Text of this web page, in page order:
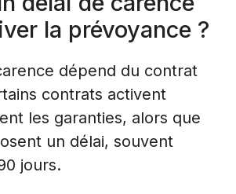
la prévoyance ?
dépend du contrat
contrats activent
les garanties, alors que
un délai, souvent
jours.